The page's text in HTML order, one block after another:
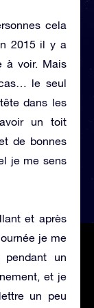
cela
2015 il y a
à voir. Mais
le seul
dans les
un toit
de bonnes
je me sens
et après
je me
un
et je
un peu